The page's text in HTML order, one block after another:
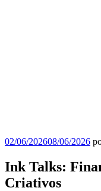
Publicado
02/06/202608/06/2026
Ink Talks:
Criativos